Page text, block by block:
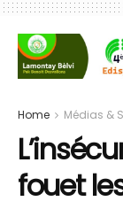
Home Médias &
fouet